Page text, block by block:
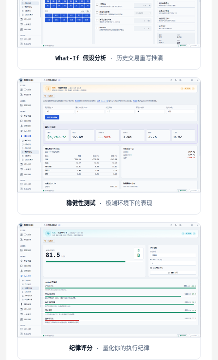
What-If 假设分析· 历史交易重写推演
稳健性测试· 极端环境下的表现
纪律评分· 量化你的执行纪律